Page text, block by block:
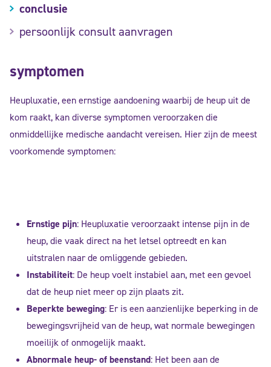
symptomen
Heupluxatie, een ernstige aandoening waarbij de heup uit de
kom raakt, kan diverse symptomen veroorzaken die
onmiddellijke medische aandacht vereisen. Hier zijn de meest
voorkomende symptomen:
Ernstige pijn: Heupluxatie veroorzaakt intense pijn in de
heup, die vaak direct na het letsel optreedt en kan
uitstralen naar de omliggende gebieden.
Instabiliteit: De heup voelt instabiel aan, met een gevoel
dat de heup niet meer op zijn plaats zit.
Beperkte beweging: Er is een aanzienlijke beperking in de
bewegingsvrijheid van de heup, wat normale bewegingen
moeilijk of onmogelijk maakt.
Abnormale heup- of beenstand: Het been aan de
conclusie
persoonlijk consult aanvragen